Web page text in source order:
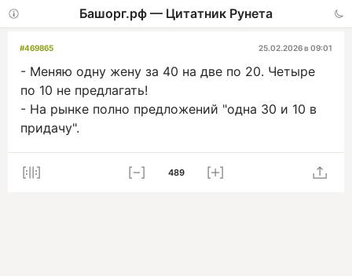
Башорг.рф — Цитатник Рунета
#469865 25.02.2026 в 09:01
- Меняю одну жену за 40 на две по 20. Четыре
по 10 не предлагать!
- На рынке полно предложений "одна 30 и 10 в
придачу".
489